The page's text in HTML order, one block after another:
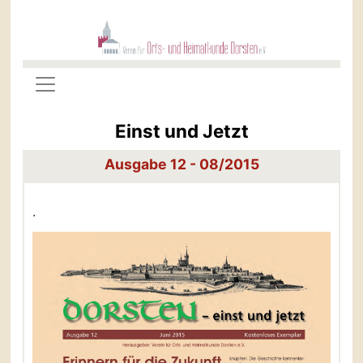
Einst und Jetzt
Ausgabe 12 - 08/2015
.